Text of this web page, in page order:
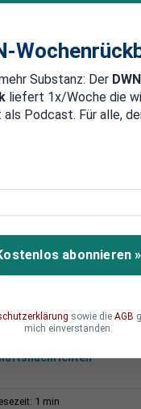
MEIN DWN:
DWN-Magazin
Dem
Milliarden
mittelständischen
1 min
Substanz: Der
liefert 1x/Woche die
als Podcast. Für alle,
abonnieren »
sowie die AGB
mich einverstanden.